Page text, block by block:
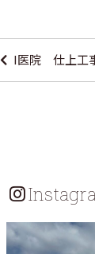
稿
ナ
ョ
ン
I医院 仕上工